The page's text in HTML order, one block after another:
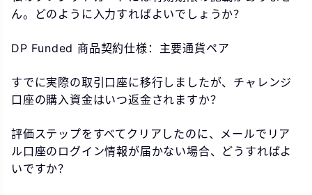
ん。どのように入力すればよいでしょうか？
DP Funded 商品契約仕様：主要通貨ペア
すでに実際の取引口座に移行しましたが、チャレンジ
口座の購入資金はいつ返金されますか？
評価ステップをすべてクリアしたのに、メールでリア
ル口座のログイン情報が届かない場合、どうすればよ
いですか？